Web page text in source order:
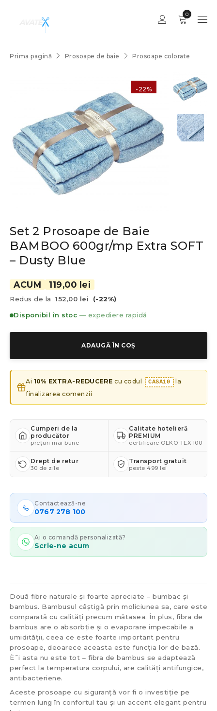
0
Prima pagină Prosoape de baie Prosoape colorate
-22%
Set 2 Prosoape de Baie
BAMBOO 600gr/mp Extra SOFT
– Dusty Blue
ACUM 119,00 lei
Redus de la 152,00 lei (-22%)
Disponibil în stoc — expediere rapidă
ADAUGĂ ÎN COȘ
Două fibre naturale și foarte apreciate – bumbac și
bambus. Bambusul câștigă prin moliciunea sa, care este
comparată cu calități precum mătasea. În plus, fibra de
bambus are o absorbție și o evaporare impecabile a
umidității, ceea ce este foarte important pentru
prosoape, deoarece aceasta este funcția lor de bază.
È˜i asta nu este tot – fibra de bambus se adaptează
perfect la temperatura corpului, are calități antifungice,
antibacteriene.
Aceste prosoape cu siguranță vor fi o investiție pe
termen lung în confortul tau și un accent elegant pentru
Ai 10% EXTRA-REDUCERE cu codul CASA10 la
finalizarea comenzii
Cumperi de la
producător
prețuri mai bune
Calitate hotelieră
PREMIUM
certificare OEKO-TEX 100
Drept de retur
30 de zile
Transport gratuit
peste 499 lei
Contactează-ne
0767 278 100
Ai o comandă personalizată?
Scrie-ne acum